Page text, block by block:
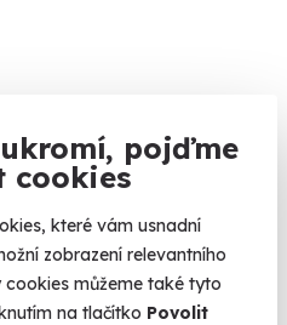
pojďme
cookies
které vám usnadní
zobrazení relevantního
můžeme také tyto
na tlačítko Povolit
8.0(1)
Pivní výlet do